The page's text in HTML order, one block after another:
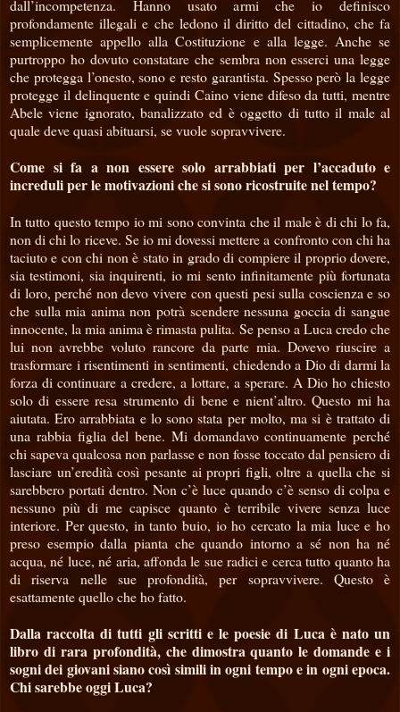
dall’incompetenza. Hanno usato armi che io definisco
profondamente illegali e che ledono il diritto del cittadino, che fa
semplicemente appello alla Costituzione e alla legge. Anche se
purtroppo ho dovuto constatare che sembra non esserci una legge
che protegga l’onesto, sono e resto garantista. Spesso però la legge
protegge il delinquente e quindi Caino viene difeso da tutti, mentre
Abele viene ignorato, banalizzato ed è oggetto di tutto il male al
quale deve quasi abituarsi, se vuole sopravvivere.
Come si fa a non essere solo arrabbiati per l’accaduto e
increduli per le motivazioni che si sono ricostruite nel tempo?
In tutto questo tempo io mi sono convinta che il male è di chi lo fa,
non di chi lo riceve. Se io mi dovessi mettere a confronto con chi ha
taciuto e con chi non è stato in grado di compiere il proprio dovere,
sia testimoni, sia inquirenti, io mi sento infinitamente più fortunata
di loro, perché non devo vivere con questi pesi sulla coscienza e so
che sulla mia anima non potrà scendere nessuna goccia di sangue
innocente, la mia anima è rimasta pulita. Se penso a Luca credo che
lui non avrebbe voluto rancore da parte mia. Dovevo riuscire a
trasformare i risentimenti in sentimenti, chiedendo a Dio di darmi la
forza di continuare a credere, a lottare, a sperare. A Dio ho chiesto
solo di essere resa strumento di bene e nient’altro. Questo mi ha
aiutata. Ero arrabbiata e lo sono stata per molto, ma si è trattato di
una rabbia figlia del bene. Mi domandavo continuamente perché
chi sapeva qualcosa non parlasse e non fosse toccato dal pensiero di
lasciare un’eredità così pesante ai propri figli, oltre a quella che si
sarebbero portati dentro. Non c’è luce quando c’è senso di colpa e
nessuno più di me capisce quanto è terribile vivere senza luce
interiore. Per questo, in tanto buio, io ho cercato la mia luce e ho
preso esempio dalla pianta che quando intorno a sé non ha né
acqua, né luce, né aria, affonda le sue radici e cerca tutto quanto ha
di riserva nelle sue profondità, per sopravvivere. Questo è
esattamente quello che ho fatto.
Dalla raccolta di tutti gli scritti e le poesie di Luca è nato un
libro di rara profondità, che dimostra quanto le domande e i
sogni dei giovani siano così simili in ogni tempo e in ogni epoca.
Chi sarebbe oggi Luca?